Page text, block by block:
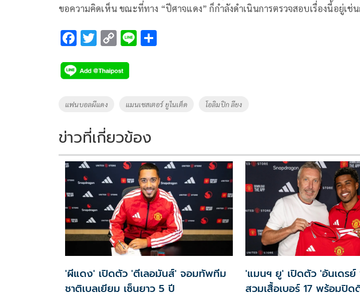
ขอความคิดเห็น ขณะที่ทาง “ปีศาจแดง” ก็กำลังดำเนินการตรวจสอบเรื่องนี้อยู่เช่
F
e
b
o
k
T
tt
er
C
p
y
Li
k
Li
Tags
แฟนบอลผีแดง แมนเชสเตอร์ ยูไนเต็ด โอลิมปิก ลียง
ข่าวที่เกี่ยวข้อง
'ผีแดง' เปิดตัว 'ตีเลอมันส์' จอมทัพทีม
ชาติเบลเยียม เซ็นยาว 5 ปี
'แมนฯ ยู' เปิดตัว 'อันเดรย์
สวมเสื้อเบอร์ 17 พร้อมปิด